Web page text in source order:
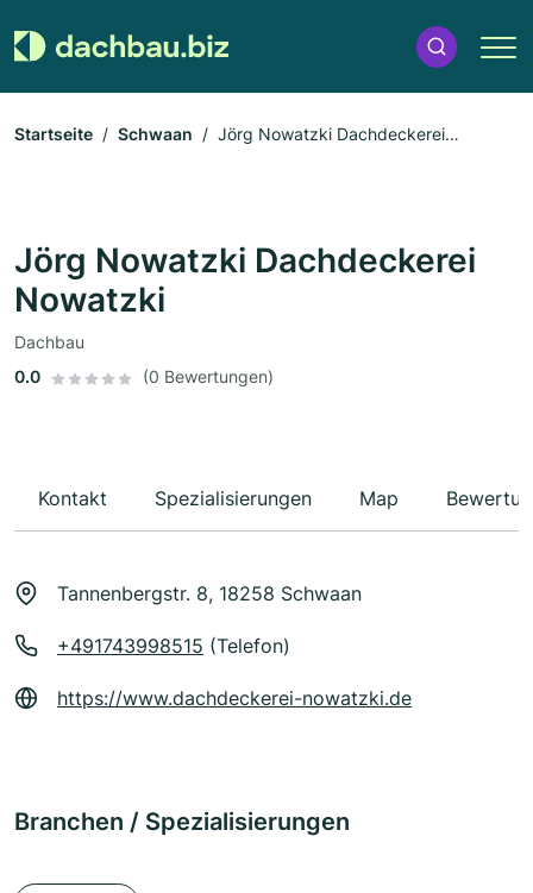
Startseite Schwaan
Jörg Nowatzki Dachdeckerei
Jörg Nowatzki Dachdeckerei
Nowatzki
Dachbau
0.0
(0 Bewertungen)
Kontakt Spezialisierungen Map
Tannenbergstr. 8, 18258 Schwaan
+491743998515 (Telefon)
https://www.dachdeckerei-nowatzki.de
Branchen / Spezialisierungen